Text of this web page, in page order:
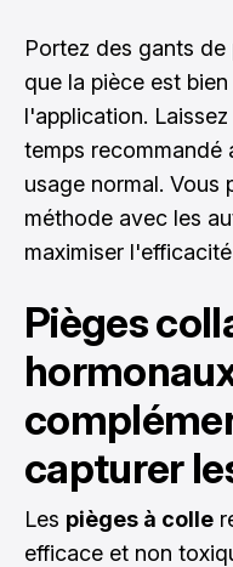
Portez des gants
que la pièce est
l'application.
temps recommandé
usage normal. Vous
méthode avec les
maximiser
Pièges
capturer
Les pièges à colle
efficace et non